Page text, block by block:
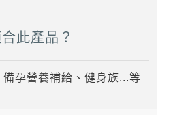
此產品？
孕營養補給、健身族...等